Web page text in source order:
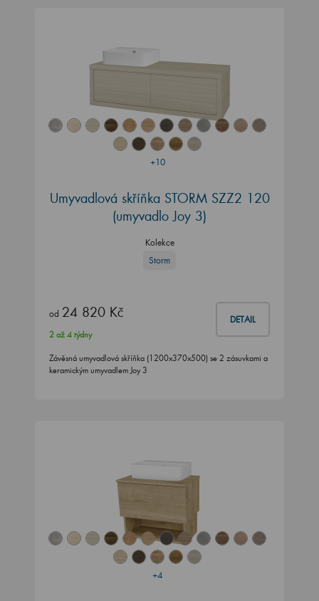
+10
Umyvadlová skříňka STORM SZZ2 120
(umyvadlo Joy 3)
Kolekce
Storm
od 24 820 Kč DETAIL
2 až 4 týdny
Závěsná umyvadlová skříňka (1200x370x500) se 2 zásuvkami a
keramickým umyvadlem Joy 3
+4